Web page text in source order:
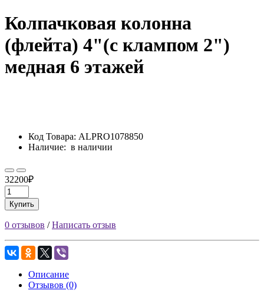
Колпачковая колонна
(флейта) 4"(с клампом 2")
медная 6 этажей
Код Товара: ALPRO1078850
Наличие: в наличии
32200₽
Купить
0 отзывов /Написать отзыв
Описание
Отзывов (0)